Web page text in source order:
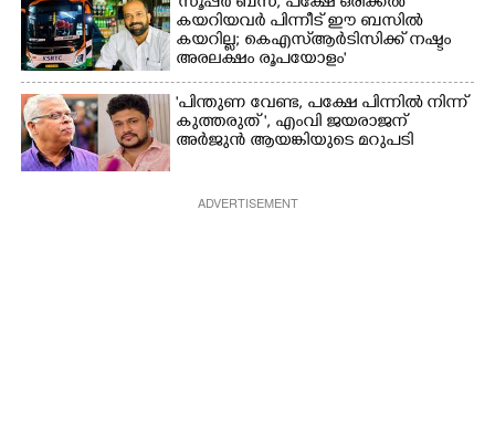
കയറിയവർ പിന്നീട് ഈ ബസിൽ
കയറില്ല; കെഎസ്ആർടിസിക്ക് നഷ്ടം
അരലക്ഷം രൂപയോളം'
"പിന്തുണ വേണ്ട,​ പക്ഷേ പിന്നിൽ നിന്ന്
കുത്തരുത് ", എംവി ജയരാജന്
അർജുൻ ആയങ്കിയുടെ മറുപടി
ADVERTISEMENT